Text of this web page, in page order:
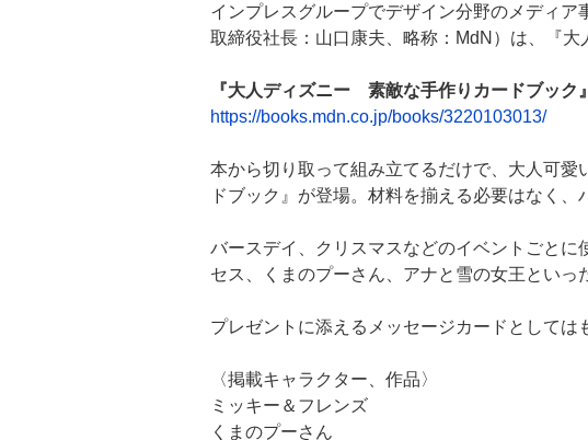
インプレスグループでデザイン分野のメディ
取締役社長：山口康夫、略称：MdN）は、『
『大人ディズニー 素敵な手作りカードブック』
https://books.mdn.co.jp/books/3220103013/
本から切り取って組み立てるだけで、大人可
ドブック』が登場。材料を揃える必要はなく、
バースデイ、クリスマスなどのイベントごと
セス、くまのプーさん、アナと雪の女王といっ
プレゼントに添えるメッセージカードとしては
〈掲載キャラクター、作品〉
ミッキー＆フレンズ
くまのプーさん